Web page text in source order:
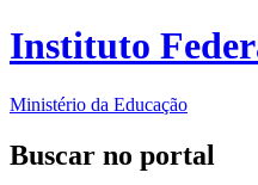
Instituto
Ministério da Educação
Buscar no portal